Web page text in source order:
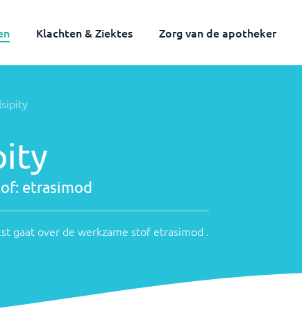
Klachten & Ziektes Zorg van de apotheker
etrasimod
gaat over de werkzame stof etrasimod .